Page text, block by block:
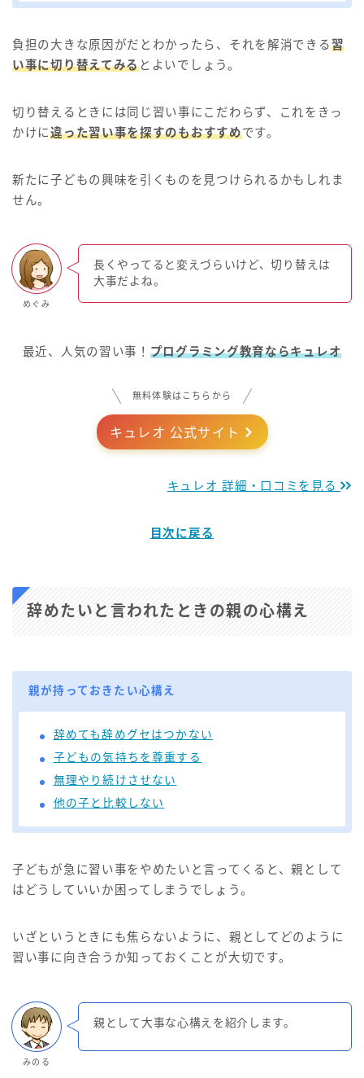
負担の大きな原因がだとわかったら、それを解消できる習
い事に切り替えてみるとよいでしょう。
切り替えるときには同じ習い事にこだわらず、これをきっ
かけに違った習い事を探すのもおすすめです。
新たに子どもの興味を引くものを見つけられるかもしれま
せん。
めぐみ
長くやってると変えづらいけど、切り替えは
大事だよね。
最近、人気の習い事！ プログラミング教育ならキュレオ
無料体験はこちらから
キュレオ 公式サイト
キュレオ 詳細・口コミを見る
目次に戻る
辞めたいと言われたときの親の心構え
親が持っておきたい心構え
辞めても辞めグセはつかない
子どもの気持ちを尊重する
無理やり続けさせない
他の子と比較しない
子どもが急に習い事をやめたいと言ってくると、親として
はどうしていいか困ってしまうでしょう。
いざというときにも焦らないように、親としてどのように
習い事に向き合うか知っておくことが大切です。
みのる
親として大事な心構えを紹介します。